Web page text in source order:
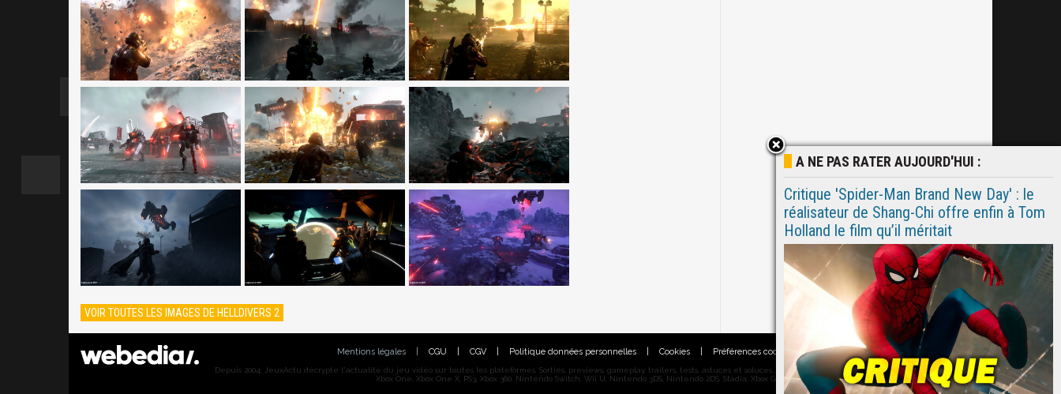
VOIR TOUTES LES IMAGES DE HELLDIVERS 2
Mentions légales CGU CGV Politique données personnelles Cookies Préférences cookies | Contacts
Depuis 2004, JeuxActu décrypte l'actualité du jeu vidéo sur toutes les plateformes. Sorties, previews, gameplay, trailers, tests, astuces et soluces... on vous dit tout ! PC, PS5, PS4, PS4 Pro, Xbox series X,
Xbox One, Xbox One X, PS3, Xbox 360, Nintendo Switch, Wii U, Nintendo 3DS, Nintendo 2DS, Stadia, Xbox Game Pass...
A NE PAS RATER AUJOURD'HUI :
Critique 'Spider-Man Brand New Day' : le
réalisateur de Shang-Chi offre enfin à Tom
Holland le film qu’il méritait